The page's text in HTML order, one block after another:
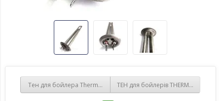
Тен для бойлера Thermex 2000Вт мідь, фланець латунний
ТЕН для бойлерів THERMEX 1300